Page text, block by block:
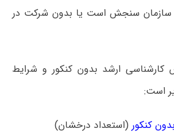
سازمان سنجش است یا بدون شرکت در
کارشناسی ارشد بدون کنکور و شرایط
است:
کنکور (استعداد درخشان)